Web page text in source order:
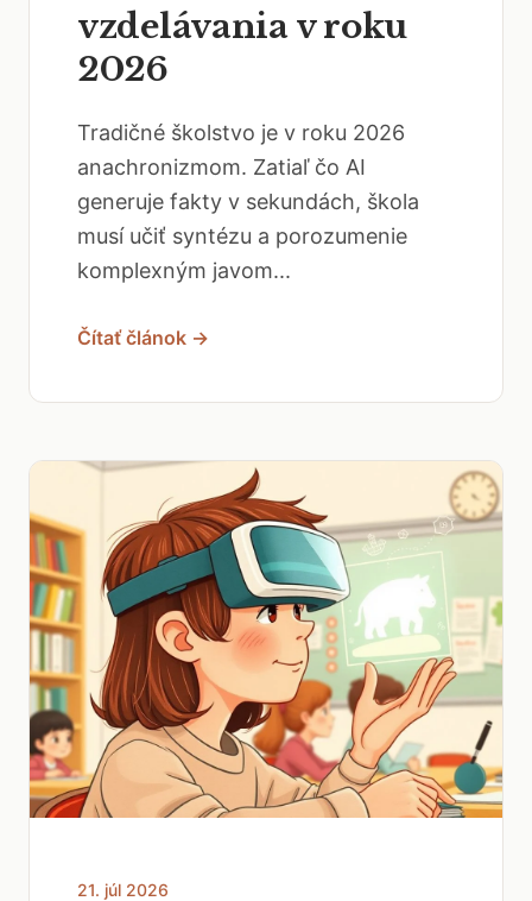
vzdelávania v roku
2026
Tradičné školstvo je v roku 2026
anachronizmom. Zatiaľ čo AI
generuje fakty v sekundách, škola
musí učiť syntézu a porozumenie
komplexným javom...
Čítať článok →
21. júl 2026